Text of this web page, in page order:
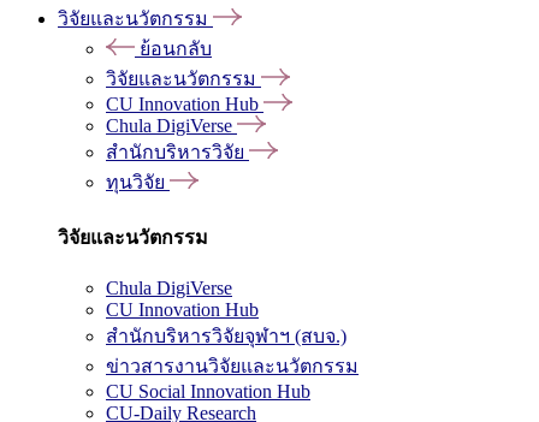
วิจัยและนวัตกรรม
ย้อนกลับ
วิจัยและนวัตกรรม
CU Innovation Hub
Chula DigiVerse
สำนักบริหารวิจัย
ทุนวิจัย
วิจัยและนวัตกรรม
Chula DigiVerse
CU Innovation Hub
สำนักบริหารวิจัยจุฬาฯ (สบจ.)
ข่าวสารงานวิจัยและนวัตกรรม
CU Social Innovation Hub
CU-Daily Research